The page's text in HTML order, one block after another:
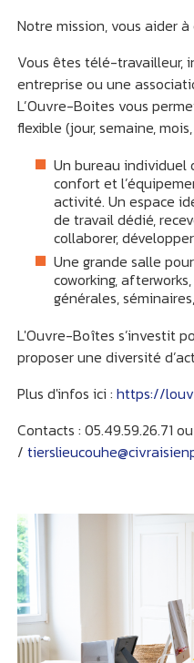
Notre mission, vous aider
Vous êtes télé-travailleur,
entreprise ou une
L’Ouvre-Boites vous
flexible (jour, semaine,
Un bureau individuel
confort et
activité. Un espace
de travail dédié,
collaborer,
Une grande salle
coworking,
générales,
L'Ouvre-Boîtes s’investit
proposer une diversité
Plus d'infos ici : https://
Contacts : 05.49.59.26.71
/